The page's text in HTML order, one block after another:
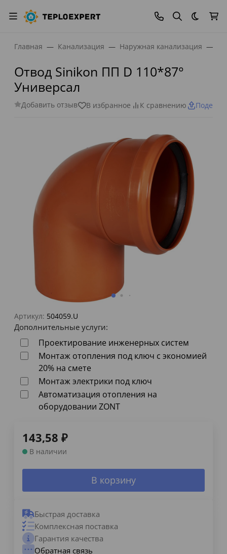
Темная
Главная Канализация Наружная канализация
Отвод Sinikon ПП D 110*87°
Универсал
Добавить отзыв В избранное К сравнению
Артикул: 504059.U
Дополнительные услуги:
Проектирование инженерных систем
Монтаж отопления под ключ с экономией
20% на смете
Монтаж электрики под ключ
Автоматизация отопления на
оборудовании ZONT
143,58 ₽
В наличии
В корзину
Быстрая доставка
Комплексная поставка
Гарантия качества
Обратная связь